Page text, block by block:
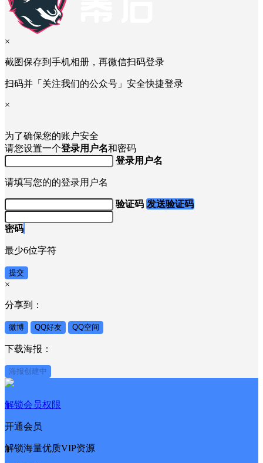
×
截图保存到手机相册，再微信扫码登录
扫码并「关注我们的公众号」安全快捷登录
×
为了确保您的账户安全
请您设置一个登录用户名和密码
登录用户名
请填写您的的登录用户名
验证码 发送验证码
密码
最少6位字符
提交
×
分享到：
微博 QQ好友 QQ空间
下载海报：
海报创建中
解锁会员权限
开通会员
解锁海量优质VIP资源